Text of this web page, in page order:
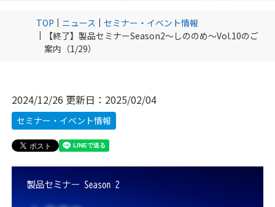
TOP ニュース
セミナー・イベント情報
【終了】製品セミナーSeason2～しののめ～Vol.10のご
案内（1/29）
2024/12/26 更新日： 2025/02/04
セミナー・イベント情報